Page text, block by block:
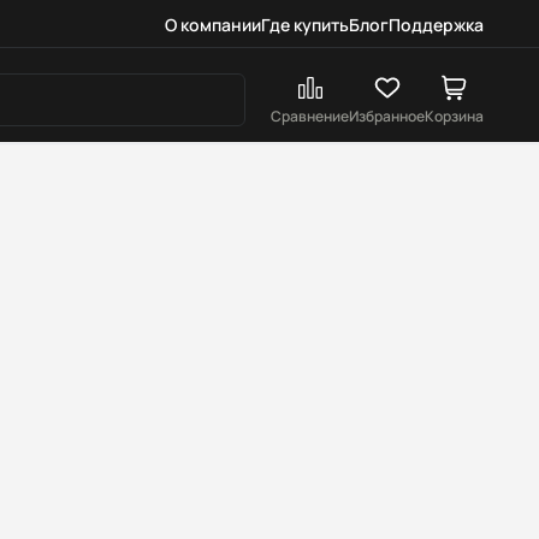
О компанииГде купитьБлогПоддержка
СравнениеИзбранноеКорзина